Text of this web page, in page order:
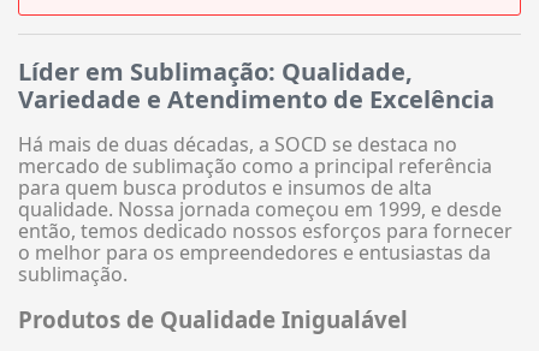
Líder em Sublimação: Qualidade,
Variedade e Atendimento de Excelência
Há mais de duas décadas, a SOCD se destaca no
mercado de sublimação como a principal referência
para quem busca produtos e insumos de alta
qualidade. Nossa jornada começou em 1999, e desde
então, temos dedicado nossos esforços para fornecer
o melhor para os empreendedores e entusiastas da
sublimação.
Produtos de Qualidade Inigualável